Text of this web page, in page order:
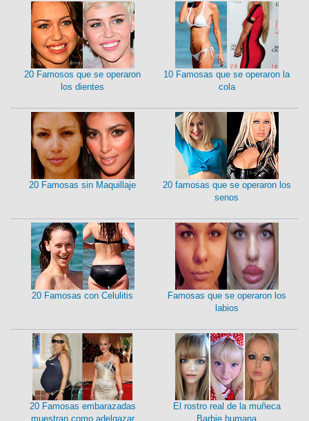
20 Famosos que se operaron
los dientes
10 Famosas que se operaron la
cola
20 Famosas sin Maquillaje
20 famosas que se operaron los
senos
20 Famosas con Celulitis
Famosas que se operaron los
labios
20 Famosas embarazadas
muestran como adelgazar
El rostro real de la muñeca
Barbie humana